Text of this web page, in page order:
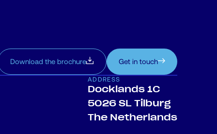
Download the brochure Get in touch
ADDRESS
Docklands 1C
5026 SL Tilburg
The Netherlands